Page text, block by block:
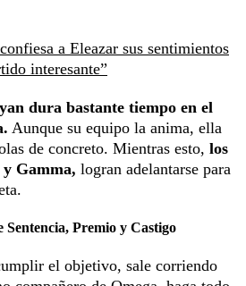
a Eleazar sus sentimientos
interesante”
dura bastante tiempo en el
Aunque su equipo la anima, ella
de concreto. Mientras esto, los
Gamma, logran adelantarse para
Sentencia, Premio y Castigo
el objetivo, sale corriendo